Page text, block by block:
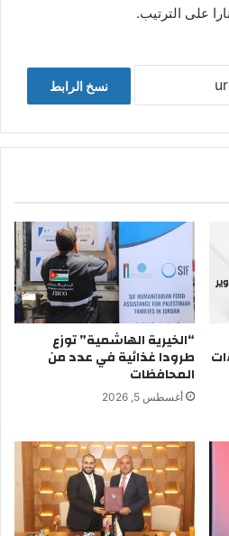
نسخ الرابط
“الخيرية الهاشمية” توزع
طرودا غذائية في عدد من
المحافظات
أغسطس 5, 2026